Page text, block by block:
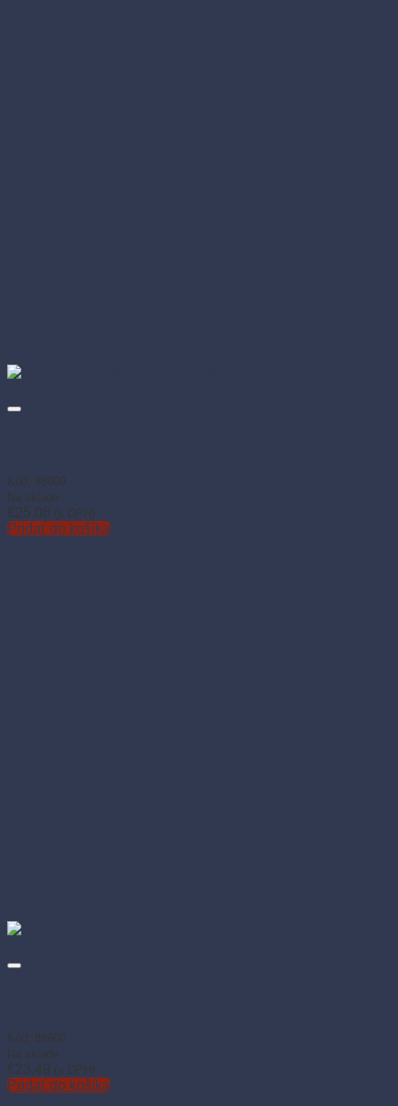
Kód: 88909
Na sklade
€25.06 (s DPH)
Pridať do košíka
Kód: 88900
Na sklade
€23.49 (s DPH)
Pridať do košíka